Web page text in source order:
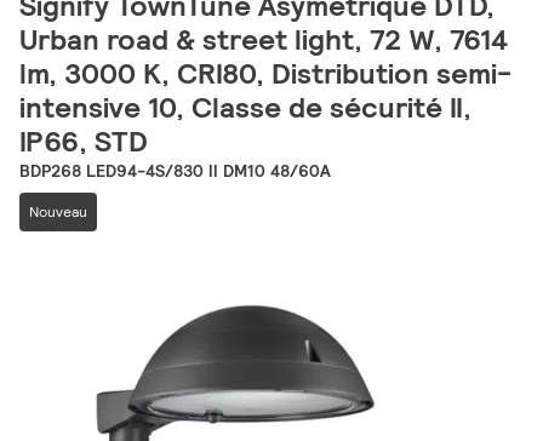
Urban road & street light, 72 W, 7614
lm, 3000 K, CRI80, Distribution semi-
intensive 10, Classe de sécurité II,
IP66, STD
BDP268 LED94-4S/830 II DM10 48/60A
Nouveau